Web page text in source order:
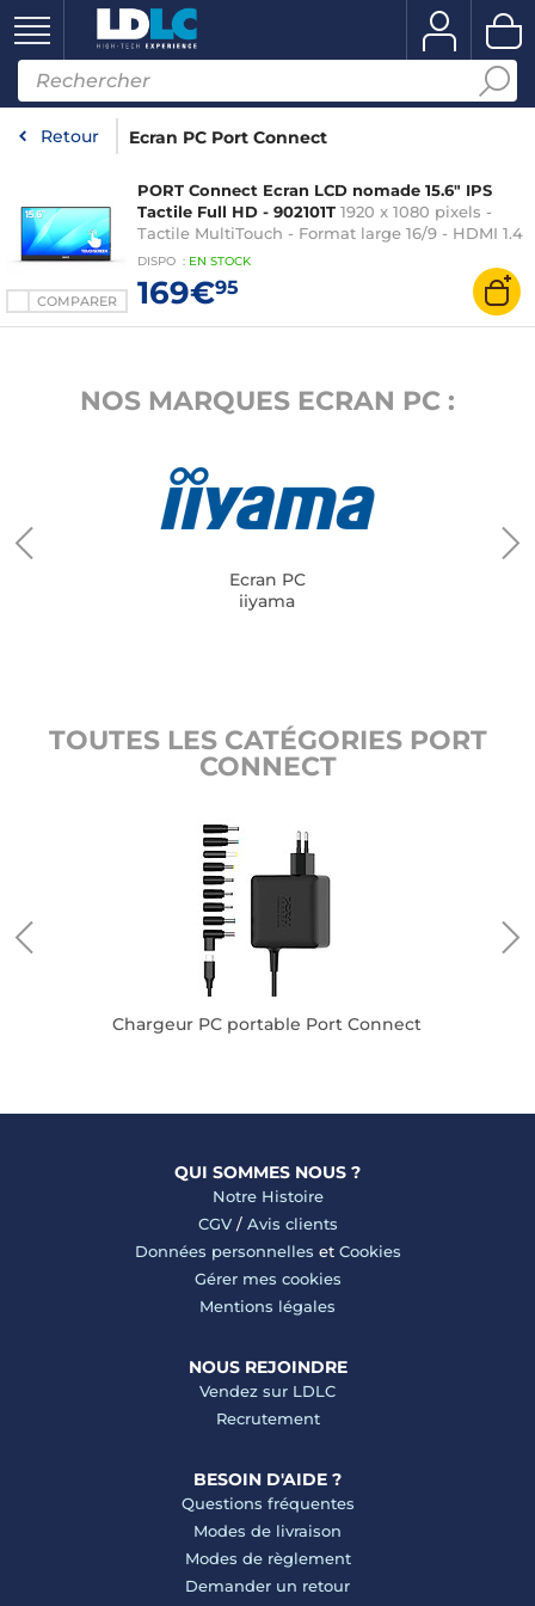
Retour Ecran PC Port Connect
COMPARER
PORT Connect Ecran LCD nomade 15.6" IPS
Tactile Full HD - 902101T 1920 x 1080 pixels -
Tactile MultiTouch - Format large 16/9 - HDMI 1.4
- Noir
DISPO : EN STOCK
169€95
NOS MARQUES ECRAN PC :
Ecran PC
iiyama
TOUTES LES CATÉGORIES PORT
CONNECT
Chargeur PC portable Port Connect
QUI SOMMES NOUS ?
Notre Histoire
CGV/ Avis clients
Données personnelles et Cookies
Gérer mes cookies
Mentions légales
NOUS REJOINDRE
Vendez sur LDLC
Recrutement
BESOIN D'AIDE ?
Questions fréquentes
Modes de livraison
Modes de règlement
Demander un retour